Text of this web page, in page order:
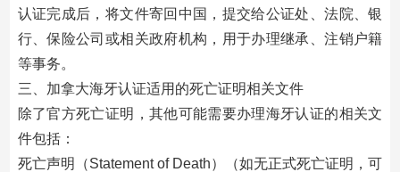
认证完成后，将文件寄回中国，提交给公证处、法院、银
行、保险公司或相关政府机构，用于办理继承、注销户籍
等事务。
三、加拿大海牙认证适用的死亡证明相关文件
除了官方死亡证明，其他可能需要办理海牙认证的相关文
件包括：
死亡声明（Statement of Death）（如无正式死亡证明，可